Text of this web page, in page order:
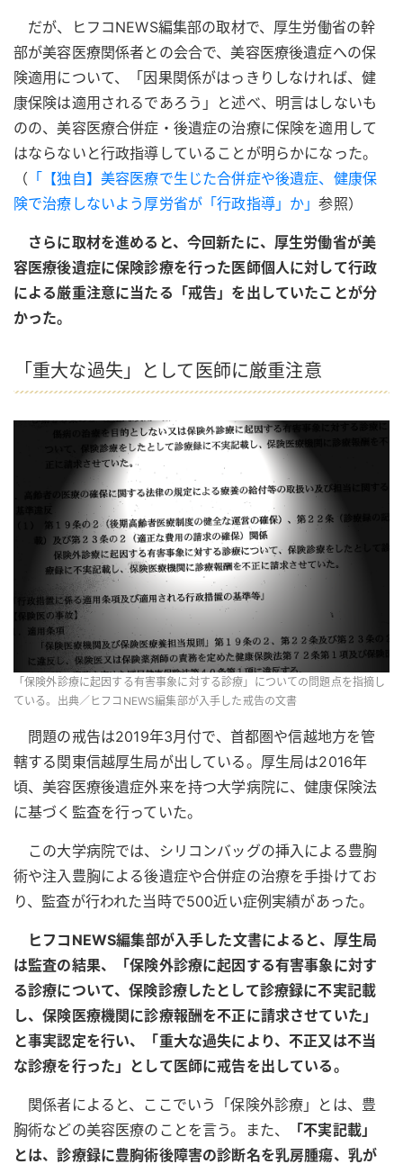
だが、ヒフコNEWS編集部の取材で、厚生労働省の幹
部が美容医療関係者との会合で、美容医療後遺症への保
険適用について、「因果関係がはっきりしなければ、健
康保険は適用されるであろう」と述べ、明言はしないも
のの、美容医療合併症・後遺症の治療に保険を適用して
はならないと行政指導していることが明らかになった。
（ 「【独自】美容医療で生じた合併症や後遺症、健康保
険で治療しないよう厚労省が「行政指導」か」参照）
さらに取材を進めると、今回新たに、厚生労働省が美
容医療後遺症に保険診療を行った医師個人に対して行政
による厳重注意に当たる「戒告」を出していたことが分
かった。
「重大な過失」として医師に厳重注意
「保険外診療に起因する有害事象に対する診療」についての問題点を指摘し
ている。出典／ヒフコNEWS編集部が入手した戒告の文書
問題の戒告は2019年3月付で、首都圏や信越地方を管
轄する関東信越厚生局が出している。厚生局は2016年
頃、美容医療後遺症外来を持つ大学病院に、健康保険法
に基づく監査を行っていた。
この大学病院では、シリコンバッグの挿入による豊胸
術や注入豊胸による後遺症や合併症の治療を手掛けてお
り、監査が行われた当時で500近い症例実績があった。
ヒフコNEWS編集部が入手した文書によると、厚生局
は監査の結果、「保険外診療に起因する有害事象に対す
る診療について、保険診療したとして診療録に不実記載
し、保険医療機関に診療報酬を不正に請求させていた」
と事実認定を行い、「重大な過失により、不正又は不当
な診療を行った」として医師に戒告を出している。
関係者によると、ここでいう「保険外診療」とは、豊
胸術などの美容医療のことを言う。また、
「不実記載」
とは、診療録に豊胸術後障害の診断名を乳房腫瘍、乳が